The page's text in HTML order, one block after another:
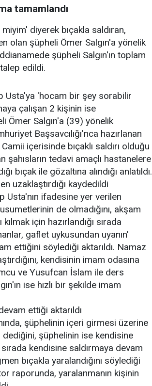
tamamlandı
diyerek bıçakla saldıran,
olan şüpheli Ömer Salgın'a yönelik
şüpheli Salgın'ın toplam
edildi.
Usta'ya 'hocam bir şey sorabilir
çalışan 2 kişinin ise
Ömer Salgın'a (39) yönelik
Başsavcılığı'nca hazırlanan
içerisinde bıçaklı saldırı olduğu
şahısların tedavi amaçlı hastanelere
bıçak ile gözaltına alındığı anlatıldı.
uzaklaştırdığı kaydedildi
Usta'nın ifadesine yer verilen
de olmadığını, akşam
için hazırlandığı sırada
gaflet uykusundan uyanın'
ettiğini söylediği aktarıldı. Namaz
kendisinin imam odasına
ve Yusufcan İslam ile ders
ise hızlı bir şekilde imam
ettiği aktarıldı
şüphelinin içeri girmesi üzerine
şüphelinin ise kendisine
kendisine saldırmaya devam
bıçakla yaralandığını söylediği
raporunda, yaralanmanın kişinin